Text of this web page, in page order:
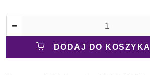
DODAJ DO KOSZYKA